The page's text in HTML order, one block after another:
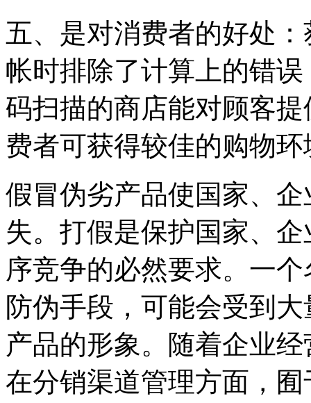
五、是对消费者的好处
帐时排除了计算上的错
码扫描的商店能对顾客
费者可获得较佳的购物环
假冒伪劣产品使国家、
失。打假是保护国家、
序竞争的必然要求。一
防伪手段，可能会受到
产品的形象。随着企业
在分销渠道管理方面，